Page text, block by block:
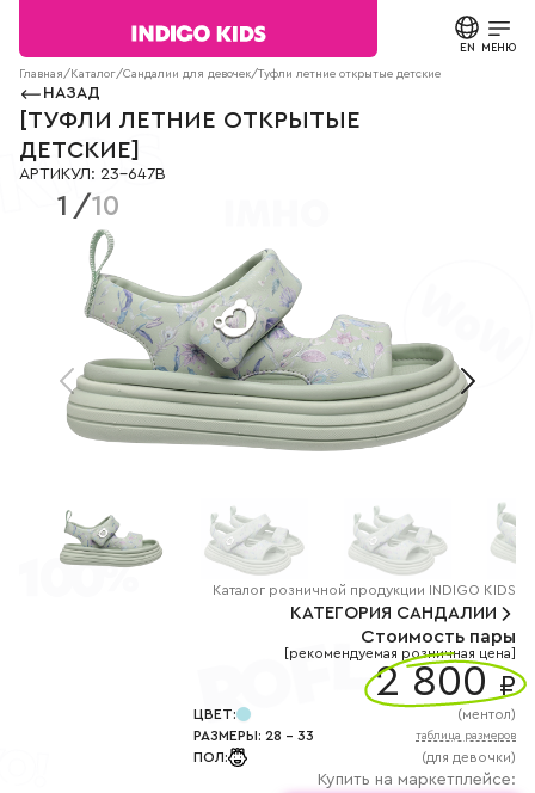
EN МЕНЮ
КАТАЛОГ
О БРЕНДЕ
НОВОСТИ
СТАТЬИ
ПАРТНЕРАМ
МАГАЗИНЫ
+7
(800)
сообщения
Согласие на
обработку
персональных
данных.
Политика
конфиденциальности
все
поля
обязательны
заполнению
СВЯЗАТЬСЯ С НАМИ
23-647B
Главная / Каталог/Сандалии для девочек/Туфли летние открытые детские
НАЗАД
ТУФЛИ ЛЕТНИЕ ОТКРЫТЫЕ
ДЕТСКИЕ
АРТИКУЛ : 23-647B
1 /10
Каталог розничной продукции INDIGO KIDS
КАТЕГОРИЯ САНДАЛИИ
Стоимость пары
[рекомендуемая розничная цена]
2 800 ₽
ЦВЕТ: (ментол)
РАЗМЕРЫ: 28 - 33 таблица размеров
ПОЛ: (для девочки)
Купить на маркетплейсе: